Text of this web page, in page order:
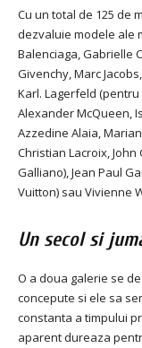
Cu un total de 125 de
dezvaluie modele ale
Balenciaga, Gabrielle
Givenchy, Marc
Karl. Lagerfeld (pentru
Alexander McQueen,
Azzedine Alaia,
Christian Lacroix,
Galliano), Jean Paul
Vuitton) sau Vivienne
Un secol si
O a doua galerie se
concepute si ele sa
constanta a timpului
aparent dureaza